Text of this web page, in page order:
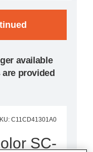
provided
: C11CD41301A0
SC-